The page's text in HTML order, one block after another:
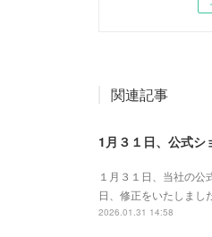
関連記事
1月３１日、公式シ
１月３１日、当社の
日、修正をいたしまし
2026.01.31 14:58